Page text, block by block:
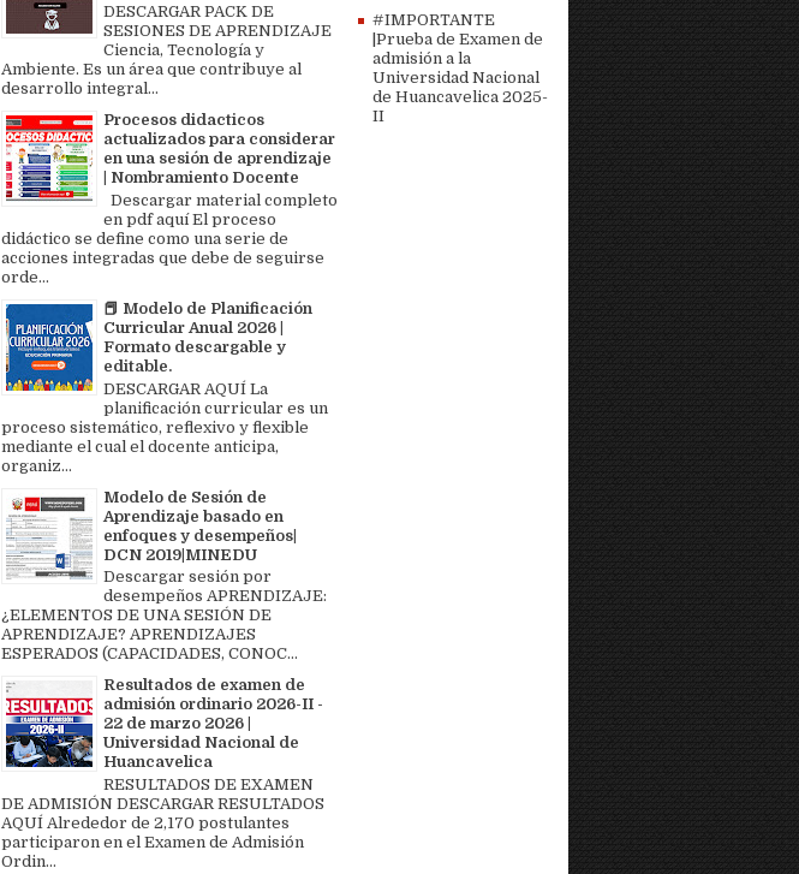
DESCARGAR PACK DE
SESIONES DE APRENDIZAJE
Ciencia, Tecnología y
Ambiente. Es un área que contribuye al
desarrollo integral...
Procesos didacticos
actualizados para considerar
en una sesión de aprendizaje
| Nombramiento Docente
Descargar material completo
en pdf aquí El proceso
didáctico se define como una serie de
acciones integradas que debe de seguirse
orde...
📕 Modelo de Planificación
Curricular Anual 2026 |
Formato descargable y
editable.
DESCARGAR AQUÍ La
planificación curricular es un
proceso sistemático, reflexivo y flexible
mediante el cual el docente anticipa,
organiz...
Modelo de Sesión de
Aprendizaje basado en
enfoques y desempeños|
DCN 2019|MINEDU
Descargar sesión por
desempeños APRENDIZAJE:
¿ELEMENTOS DE UNA SESIÓN DE
APRENDIZAJE? APRENDIZAJES
ESPERADOS (CAPACIDADES, CONOC...
Resultados de examen de
admisión ordinario 2026-II -
22 de marzo 2026 |
Universidad Nacional de
Huancavelica
RESULTADOS DE EXAMEN
DE ADMISIÓN DESCARGAR RESULTADOS
AQUÍ Alrededor de 2,170 postulantes
participaron en el Examen de Admisión
Ordin...
#IMPORTANTE
|Prueba de Examen de
admisión a la
Universidad Nacional
de Huancavelica 2025-
II